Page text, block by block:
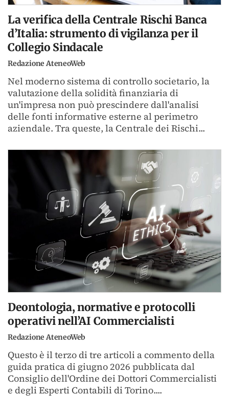
La verifica della Centrale Rischi Banca
d’Italia: strumento di vigilanza per il
Collegio Sindacale
Redazione AteneoWeb
Nel moderno sistema di controllo societario, la
valutazione della solidità finanziaria di
un'impresa non può prescindere dall'analisi
delle fonti informative esterne al perimetro
aziendale. Tra queste, la Centrale dei Rischi...
Deontologia, normative e protocolli
operativi nell’AI Commercialisti
Redazione AteneoWeb
Questo è il terzo di tre articoli a commento della
guida pratica di giugno 2026 pubblicata dal
Consiglio dell'Ordine dei Dottori Commercialisti
e degli Esperti Contabili di Torino....